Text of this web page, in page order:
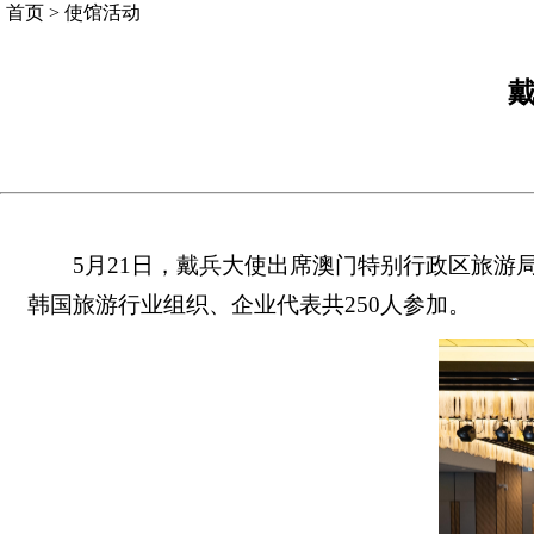
首页 > 使馆活动
5月21日，戴兵大使出席澳门特别行政区旅游
韩国旅游行业组织、企业代表共250人参加。